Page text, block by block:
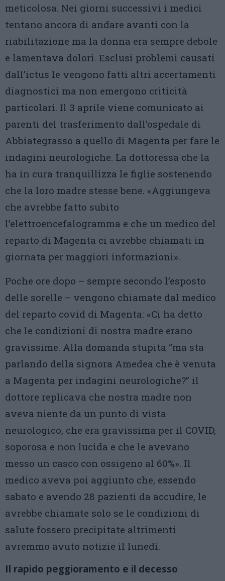
meticolosa. Nei giorni successivi i medici
tentano ancora di andare avanti con la
riabilitazione ma la donna era sempre debole
e lamentava dolori. Esclusi problemi causati
dall’ictus le vengono fatti altri accertamenti
diagnostici ma non emergono criticità
particolari. Il 3 aprile viene comunicato ai
parenti del trasferimento dall’ospedale di
Abbiategrasso a quello di Magenta per fare le
indagini neurologiche. La dottoressa che la
ha in cura tranquillizza le figlie sostenendo
che la loro madre stesse bene. «Aggiungeva
che avrebbe fatto subito
l’elettroencefalogramma e che un medico del
reparto di Magenta ci avrebbe chiamati in
giornata per maggiori informazioni».
Poche ore dopo – sempre secondo l’esposto
delle sorelle – vengono chiamate dal medico
del reparto covid di Magenta: «Ci ha detto
che le condizioni di nostra madre erano
gravissime. Alla domanda stupita “ma sta
parlando della signora Amedea che è venuta
a Magenta per indagini neurologiche?” il
dottore replicava che nostra madre non
aveva niente da un punto di vista
neurologico, che era gravissima per il COVID,
soporosa e non lucida e che le avevano
messo un casco con ossigeno al 60%». Il
medico aveva poi aggiunto che, essendo
sabato e avendo 28 pazienti da accudire, le
avrebbe chiamate solo se le condizioni di
salute fossero precipitate altrimenti
avremmo avuto notizie il lunedì.
Il rapido peggioramento e il decesso